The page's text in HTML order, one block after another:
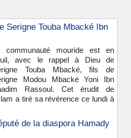
Serigne Touba Mbacké Ibn
communauté mouride est en
avec le rappel à Dieu de
Touba Mbacké, fils de
Modou Mbacké Yoni Ibn
Rassoul. Cet érudit de
a tiré sa révérence ce lundi à
de la diaspora Hamady